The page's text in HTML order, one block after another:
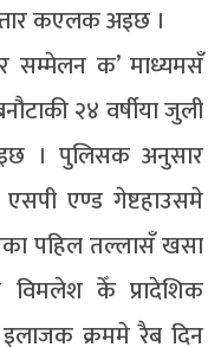
कएलक अइछ ।
सम्मेलन क’ माध्यमसँ
२४ वर्षीया जुली
। पुलिसक अनुसार
एण्ड गेष्टहाउसमे
पहिल तल्लासँ खसा
केँ प्रादेशिक
क्रममे रैब दिन